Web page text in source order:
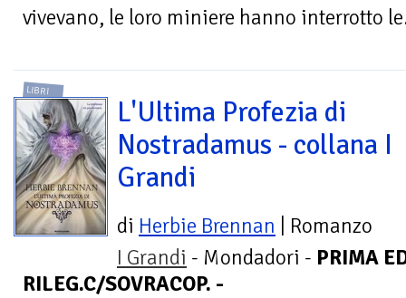
vivevano, le loro miniere hanno interrotto
LIBRI
L'Ultima Profezia di
Nostradamus - collana I
Grandi
di Herbie Brennan | Romanzo
I Grandi - Mondadori - PRIMA
RILEG.C/SOVRACOP. -